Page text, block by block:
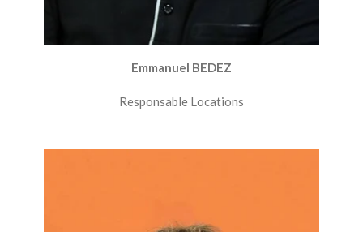
Emmanuel BEDEZ
Responsable Locations